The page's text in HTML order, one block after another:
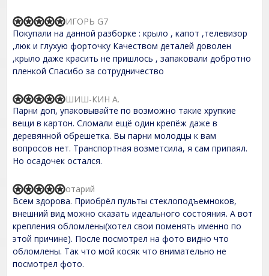
u
t
f
5
R
a
t
d
5
0
o
u
t
f
5
Покупали на данной разборке : крыло , капот ,телевизор
,люк и глухую форточку Качеством деталей доволен
,крыло даже красить не пришлось , запаковали добротно
пленкой Спасибо за сотрудничество
ИГОРЬ G7
R
a
t
e
d
5
,
u
t
o
f
5
Парни доп, упаковывайте по возможно такие хрупкие
вещи в картон. Сломали ещё один крепёж даже в
деревянной обрешетка. Вы парни молодцы к вам
вопросов нет. Транспортная возметсила, я сам припаял.
Но осадочек остался.
ШИШ-КИН А.
R
a
t
d
5
,
0
o
Всем здорова. Приобрёл пульты стеклоподъемноков,
внешний вид можно сказать идеального состояния. А вот
крепления обломлены(хотел свои поменять именно по
этой причине). После посмотрел на фото видно что
обломлены. Так что мой косяк что внимательно не
посмотрел фото.
отарий